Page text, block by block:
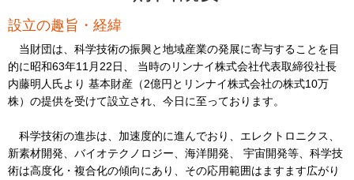
設立の趣旨・経緯
当財団は、科学技術の振興と地域産業の発展に寄与することを目
的に昭和63年11月22日、 当時のリンナイ株式会社代表取締役社長
内藤明人氏より 基本財産（2億円とリンナイ株式会社の株式10万
株）の提供を受けて設立され、今日に至っております。
科学技術の進歩は、加速度的に進んでおり、エレクトロニクス、
新素材開発、バイオテクノロジー、海洋開発、 宇宙開発等、科学技
術は高度化・複合化の傾向にあり、その応用範囲はますます広がり